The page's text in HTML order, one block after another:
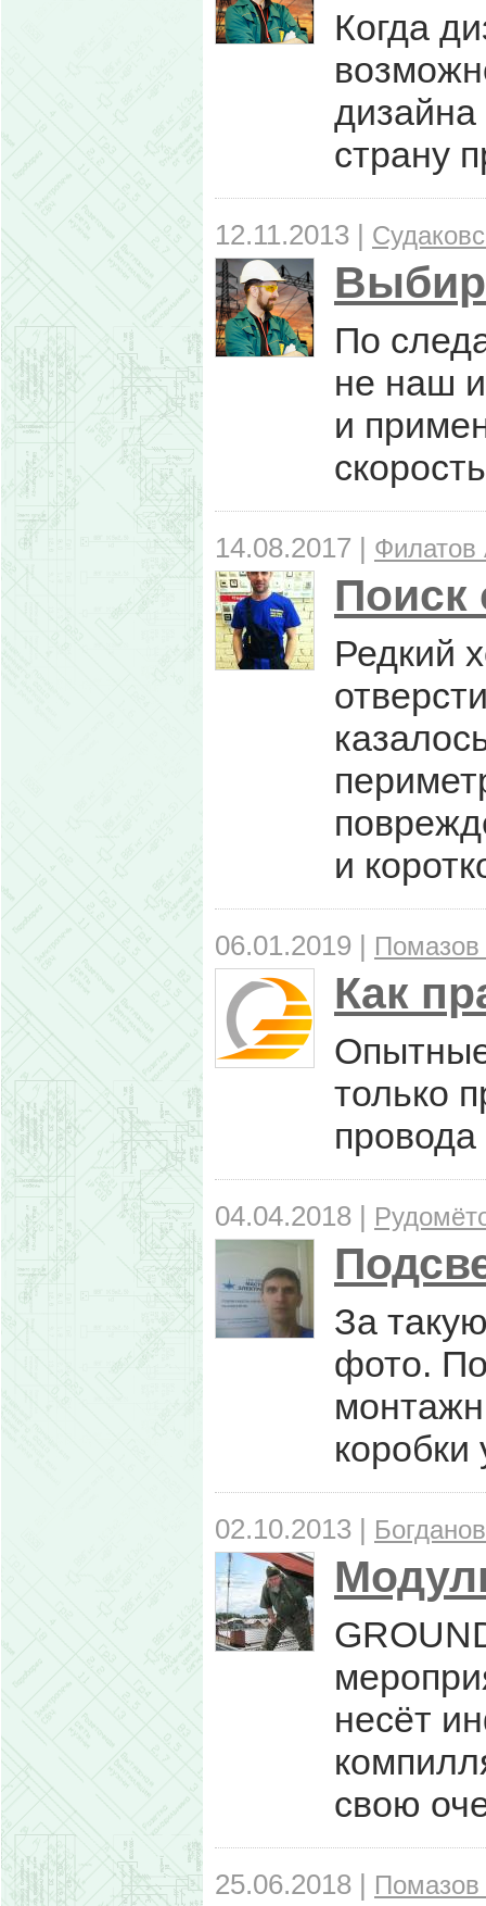
Когда
страну
12.11.2013 |
По
не наш
и
14.08.2017 | Филатов
Поиск
Редкий
и
06.01.2019 |
Как
только
04.04.2018 |
За
фото.
коробки
02.10.2013 |
несёт
свою
25.06.2018 |